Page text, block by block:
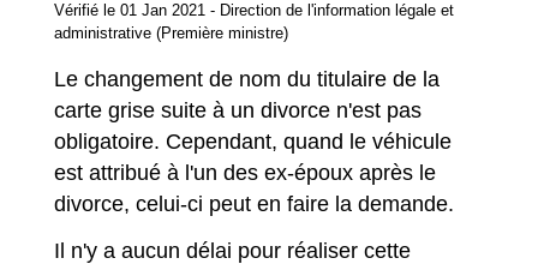
Vérifié le 01 Jan 2021 - Direction de l'information légale et
administrative (Première ministre)
Le changement de nom du titulaire de la
carte grise suite à un divorce n'est pas
obligatoire. Cependant, quand le véhicule
est attribué à l'un des ex-époux après le
divorce, celui-ci peut en faire la demande.
Il n'y a aucun délai pour réaliser cette